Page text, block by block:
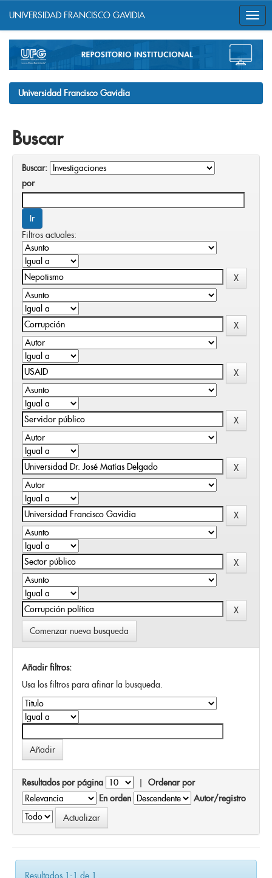
navigation
UNIVERSIDAD FRANCISCO GAVIDIA
Universidad Francisco Gavidia
Buscar
Buscar:
por
Filtros actuales:
Comenzar nueva busqueda
Añadir filtros:
Usa los filtros para afinar la busqueda.
Resultados por página | Ordenar por
En orden
Autor/registro
Resultados 1-1 de 1.